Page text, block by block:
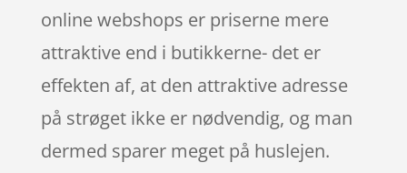
online webshops er priserne mere
attraktive end i butikkerne- det er
effekten af, at den attraktive adresse
på strøget ikke er nødvendig, og man
dermed sparer meget på huslejen.